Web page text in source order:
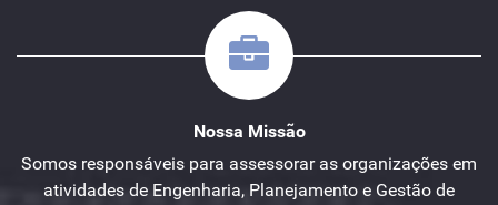
Nossa Missão
Somos responsáveis para assessorar as organizações em
atividades de Engenharia, Planejamento e Gestão de